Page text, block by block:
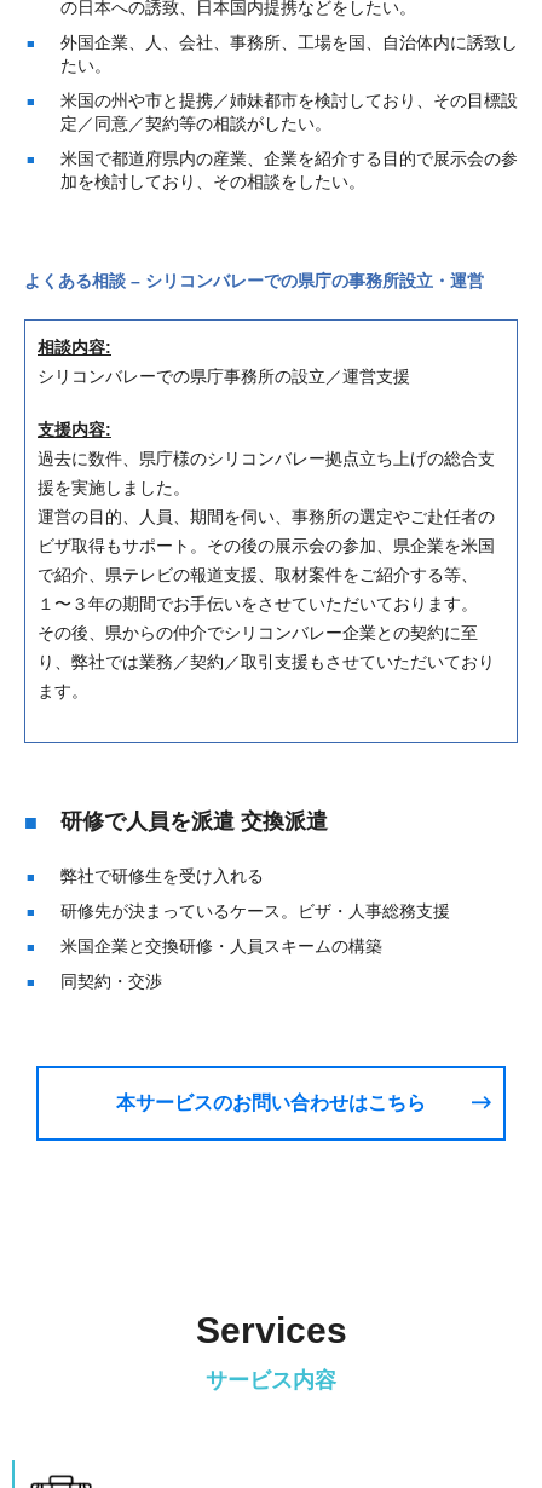
の日本への誘致、日本国内提携などをしたい。
外国企業、人、会社、事務所、工場を国、自治体内に誘致し
たい。
米国の州や市と提携／姉妹都市を検討しており、その目標設
定／同意／契約等の相談がしたい。
米国で都道府県内の産業、企業を紹介する目的で展示会の参
加を検討しており、その相談をしたい。
よくある相談 – シリコンバレーでの県庁の事務所設立・運営
相談内容:
シリコンバレーでの県庁事務所の設立／運営支援
支援内容:
過去に数件、県庁様のシリコンバレー拠点立ち上げの総合支
援を実施しました。
運営の目的、人員、期間を伺い、事務所の選定やご赴任者の
ビザ取得もサポート。その後の展示会の参加、県企業を米国
で紹介、県テレビの報道支援、取材案件をご紹介する等、
１〜３年の期間でお手伝いをさせていただいております。
その後、県からの仲介でシリコンバレー企業との契約に至
り、弊社では業務／契約／取引支援もさせていただいており
ます。
研修で人員を派遣 交換派遣
弊社で研修生を受け入れる
研修先が決まっているケース。ビザ・人事総務支援
米国企業と交換研修・人員スキームの構築
同契約・交渉
本サービスのお問い合わせはこちら
Services
サービス内容